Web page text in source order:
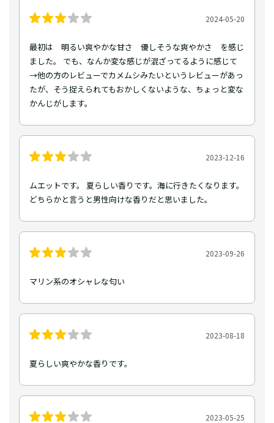
2024-05-20
最初は 明るい爽やかな甘さ 優しそうな爽やかさ を感じ
ました。 でも、なんか変な感じが混ざってるように感じて
→他の方のレビューでカメムシみたいというレビューがあっ
たが、そう捉えられてもおかしくないような、ちょっと変な
かんじがします。
2023-12-16
ムエットです。 夏らしい香りです。海に行きたくなります。
どちらかと言うと男性向けな香りだと思いました。
2023-09-26
マリン系のオシャレな匂い
2023-08-18
夏らしい爽やかな香りです。
2023-05-25